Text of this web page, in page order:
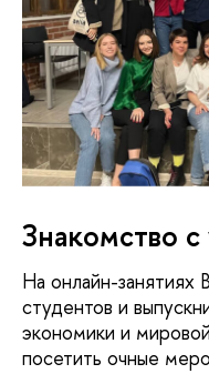
Знакомство
На онлайн-занятиях
студентов и
экономики и
посетить очные